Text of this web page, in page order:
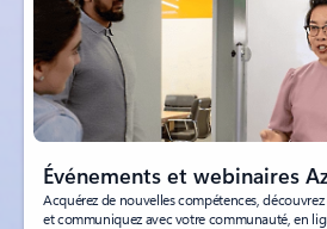
Événements et webinaires
Acquérez de nouvelles compétences,
et communiquez avec votre communauté, en